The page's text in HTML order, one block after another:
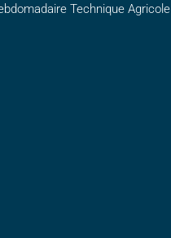
Technique Agricole